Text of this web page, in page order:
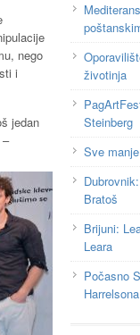
nego
i
jedan
životinja
Steinberg
Sve
Bratoš
Brijuni:
Leara
Počasno
Harrelsona